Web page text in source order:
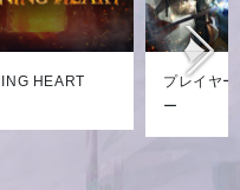
HEART
プレイヤ
ー